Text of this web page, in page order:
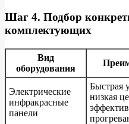
Шаг 4. Подбор
комплектующих
Вид
оборудования
Электрические
инфракрасные
панели
Быстрая
низкая